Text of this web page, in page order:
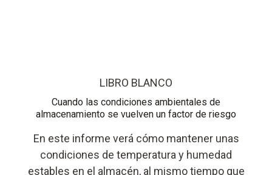
LIBRO BLANCO
Cuando las condiciones ambientales de
almacenamiento se vuelven un factor de riesgo
En este informe verá cómo mantener unas
condiciones de temperatura y humedad
estables en el almacén, al mismo tiempo que